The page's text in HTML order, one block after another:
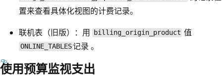
置来查看具体化视图的计费记录。
联机表（旧版）：用
billing_origin_product 值
ONLINE_TABLES记录 。
使用预算监视支出